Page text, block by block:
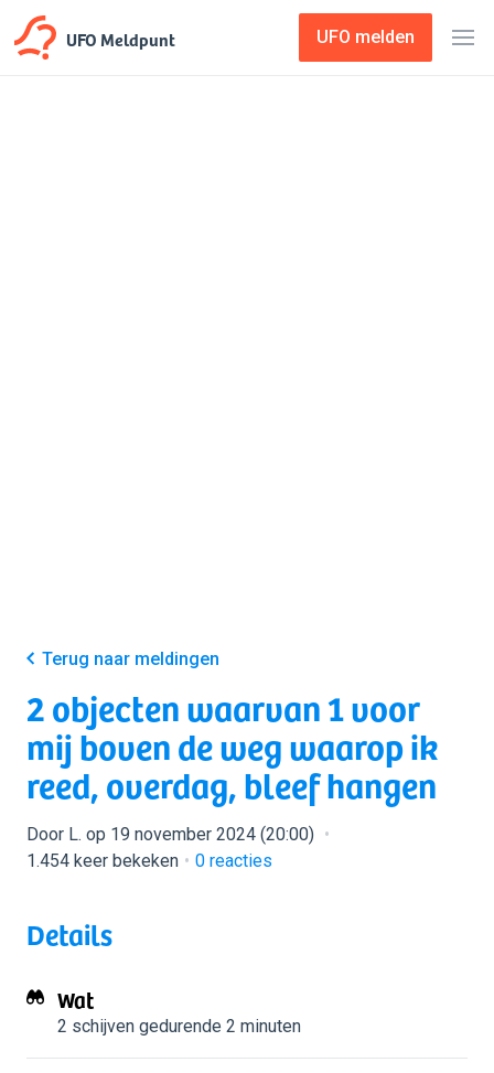
UFO Meldpunt UFO melden
Terug naar meldingen
2 objecten waarvan 1 voor
mij boven de weg waarop ik
reed, overdag, bleef hangen
Door L. op 19 november 2024 (20:00)
1.454 keer bekeken
0 reacties
Details
Wat
2 schijven gedurende 2 minuten